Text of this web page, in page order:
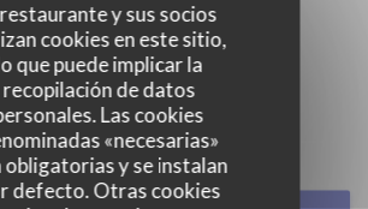
y sus socios
cookies en este sitio,
que puede implicar la
recopilación de datos
Las cookies
«necesarias»
obligatorias y se instalan
defecto. Otras cookies
PULSAR